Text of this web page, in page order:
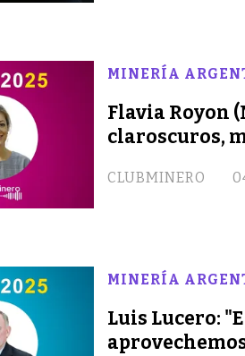
Flavia Royon
claroscuros,
CLUBMINERO
MINERÍA
Luis Lucero:
MINERÍA